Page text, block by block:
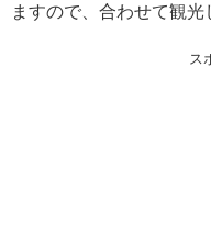
ますので、合わせて観光
ス